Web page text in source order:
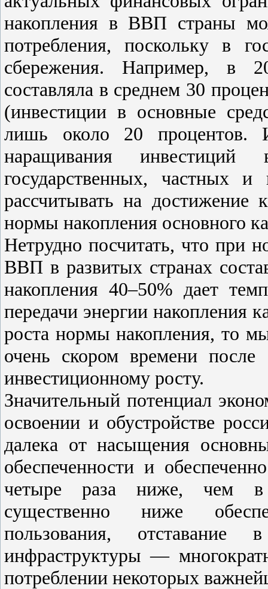
накопления в ВВП страны
потребления, поскольку в
сбережения. Например, в
составляла в среднем 30
(инвестиции в основные
лишь около 20 процентов.
наращивания
государственных, частных и
рассчитывать на достижение
нормы накопления основного
Нетрудно посчитать, что при
ВВП в развитых странах
накопления 40–50% дает
передачи энергии накопления
роста нормы накопления, то
очень скором времени после
инвестиционному росту.
Значительный потенциал
освоении и обустройстве
далека от насыщения
обеспеченности и
четыре раза ниже, чем в
существенно ниже
пользования, отставание
инфраструктуры —
потреблении некоторых